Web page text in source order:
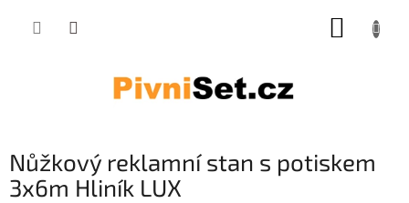
Nůžkový reklamní stan s potiskem
3x6m Hliník LUX